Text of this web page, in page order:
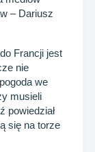
– Dariusz
Francji jest
nie
we
musieli
powiedział
się na torze